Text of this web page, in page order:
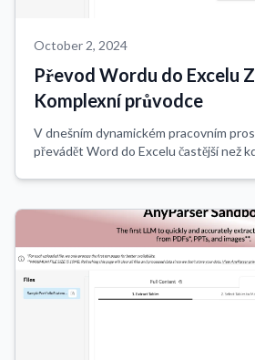
October 2, 2024
Převod Wordu do Excelu
Komplexní průvodce
V dnešním dynamickém pracovním
převádět Word do Excelu častější než